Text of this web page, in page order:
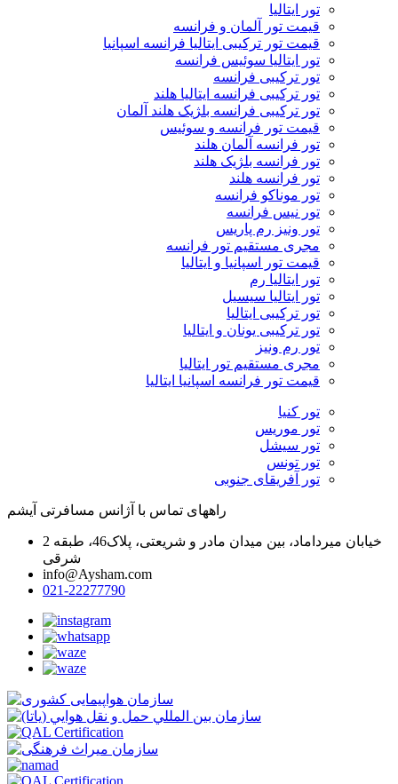
تور ایتالیا
قیمت تور آلمان و فرانسه
قیمت تور ترکیبی ایتالیا فرانسه اسپانیا
تور ایتالیا سوئیس فرانسه
تور ترکیبی فرانسه
تور ترکیبی فرانسه ایتالیا هلند
تور ترکیبی فرانسه بلژیک هلند آلمان
قیمت تور فرانسه و سوئیس
تور فرانسه آلمان هلند
تور فرانسه بلژیک هلند
تور فرانسه هلند
تور موناکو فرانسه
تور نیس فرانسه
تور ونیز رم پاریس
مجری مستقیم تور فرانسه
قیمت تور اسپانیا و ایتالیا
تور ایتالیا رم
تور ایتالیا سیسیل
تور ترکیبی ایتالیا
تور ترکیبی یونان و ایتالیا
تور رم ونیز
مجری مستقیم تور ایتالیا
قیمت تور فرانسه اسپانیا ایتالیا
تور کنیا
تور موریس
تور سیشل
تور تونس
تور آفریقای جنوبی
راههای تماس با آژانس مسافرتی آیشم
خیابان میرداماد، بین میدان مادر و شریعتی، پلاک46، طبقه 2
شرقی
info@Aysham.com
021-22277790